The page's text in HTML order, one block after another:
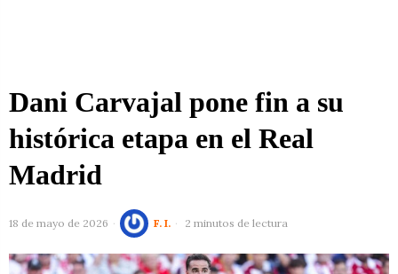
Dani Carvajal pone fin a su
histórica etapa en el Real
Madrid
18 de mayo de 2026 F. I. 2 minutos de lectura